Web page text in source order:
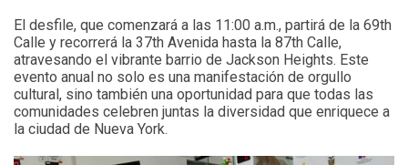
El desfile, que comenzará a las 11:00 a.m., partirá de la 69th
Calle y recorrerá la 37th Avenida hasta la 87th Calle,
atravesando el vibrante barrio de Jackson Heights. Este
evento anual no solo es una manifestación de orgullo
cultural, sino también una oportunidad para que todas las
comunidades celebren juntas la diversidad que enriquece a
la ciudad de Nueva York.